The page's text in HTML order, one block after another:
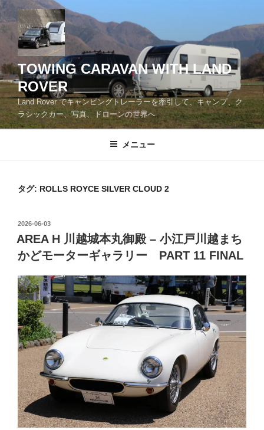
コ
ン
テ
ツ
へ
ス
キ
ッ
TOWING CARAVAN WITH LAND
ROVER
Land Rover でキャンピングトレーラーを牽引して、キャンプ、ク
ラシックカー、写真、ドローンの世界へ
メニュー
タグ: ROLLS ROYCE SILVER CLOUD 2
投
稿
日:
2026-06-03
AREA H 川越城本丸御殿 – 小江戸川越まち
かどモーターギャラリー PART 11 FINAL